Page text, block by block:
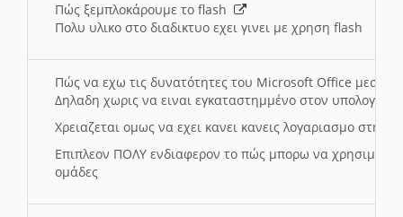
Πώς ξεμπλοκάρουμε το flash
Πολυ υλικο στο διαδικτυο εχει γινει με χρηση flash
Πώς να εχω τις δυνατότητες του Microsoft Office μεσω
Δηλαδη χωρις να ειναι εγκαταστημμένο στον
Χρειαζεται ομως να εχει κανει κανεις λογαριασμο στη
Επιπλεον ΠΟΛΥ ενδιαφερον το πώς μπορω να
ομάδες